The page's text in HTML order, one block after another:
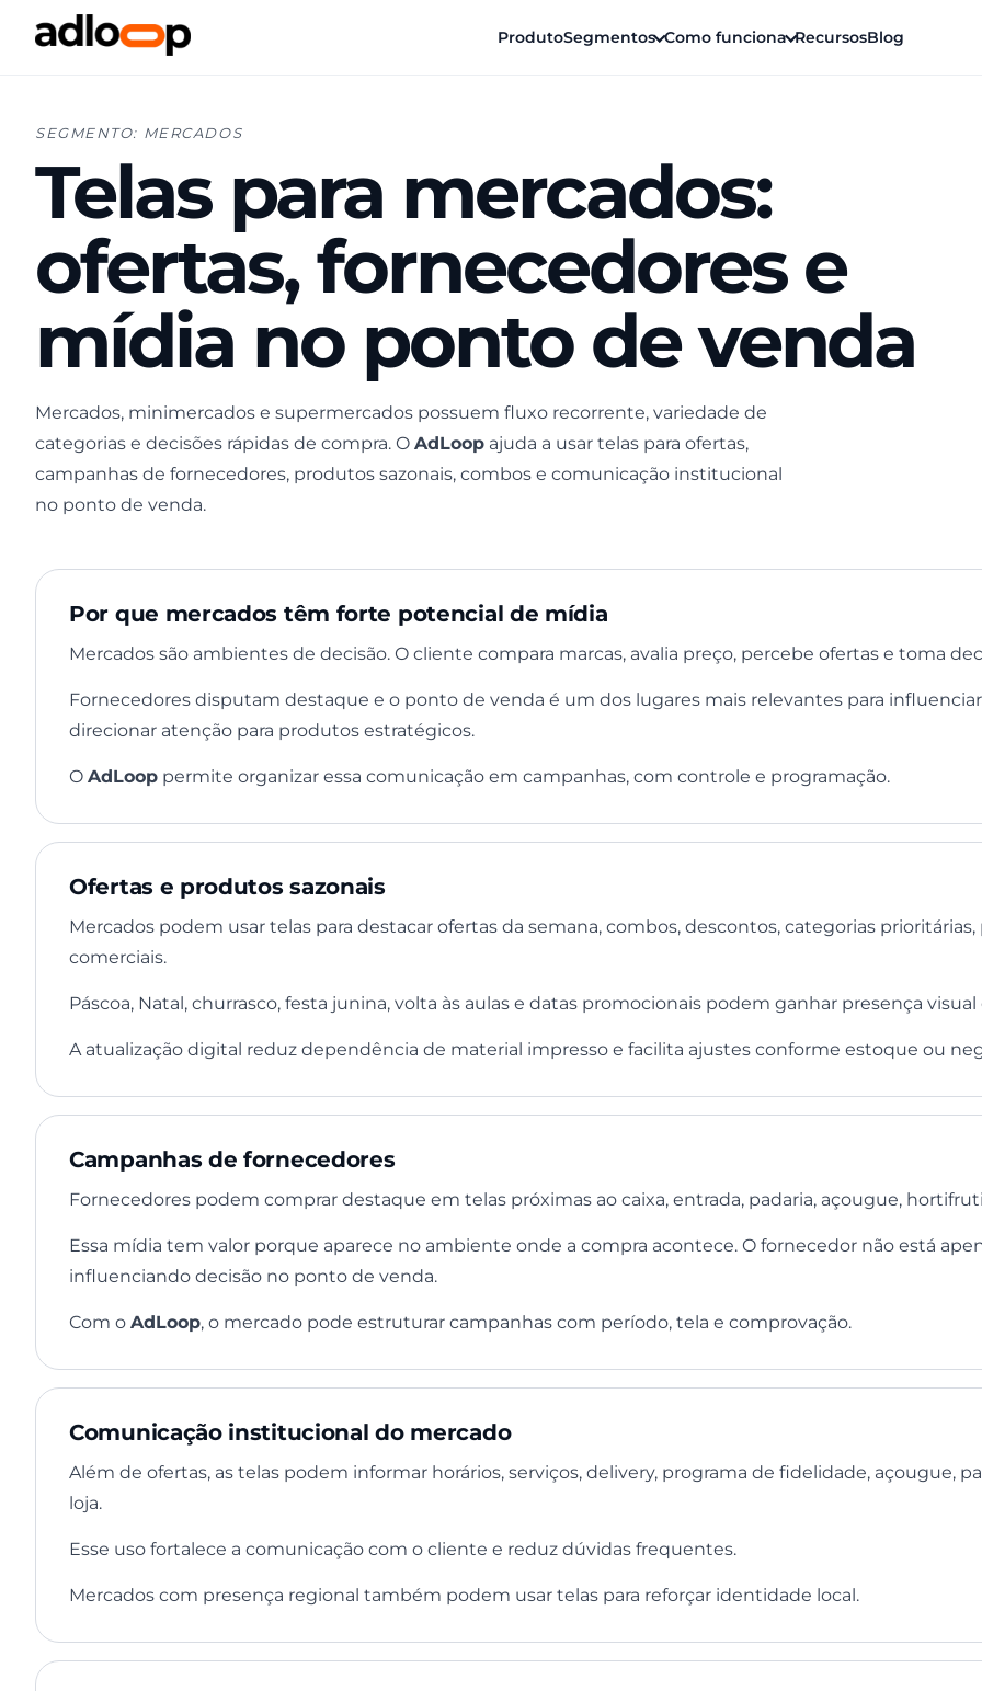
ProdutoSegmentos Como funciona RecursosBlog
SEGMENTO: MERCADOS
Telas para mercados:
ofertas, fornecedores e
mídia no ponto de venda
Mercados, minimercados e supermercados possuem fluxo recorrente, variedade de
categorias e decisões rápidas de compra. O AdLoop ajuda a usar telas para ofertas,
campanhas de fornecedores, produtos sazonais, combos e comunicação institucional
no ponto de venda.
Por que mercados têm forte potencial de mídia
Mercados são ambientes de decisão. O cliente compara marcas, avalia preço, percebe ofertas e toma
Fornecedores disputam destaque e o ponto de venda é um dos lugares mais relevantes para
direcionar atenção para produtos estratégicos.
O AdLoop permite organizar essa comunicação em campanhas, com controle e programação.
Ofertas e produtos sazonais
Mercados podem usar telas para destacar ofertas da semana, combos, descontos, categorias
comerciais.
Páscoa, Natal, churrasco, festa junina, volta às aulas e datas promocionais podem ganhar presença
A atualização digital reduz dependência de material impresso e facilita ajustes conforme estoque ou
Campanhas de fornecedores
Fornecedores podem comprar destaque em telas próximas ao caixa, entrada, padaria, açougue,
Essa mídia tem valor porque aparece no ambiente onde a compra acontece. O fornecedor não está
influenciando decisão no ponto de venda.
Com o AdLoop, o mercado pode estruturar campanhas com período, tela e comprovação.
Comunicação institucional do mercado
Além de ofertas, as telas podem informar horários, serviços, delivery, programa de fidelidade, açougue,
loja.
Esse uso fortalece a comunicação com o cliente e reduz dúvidas frequentes.
Mercados com presença regional também podem usar telas para reforçar identidade local.